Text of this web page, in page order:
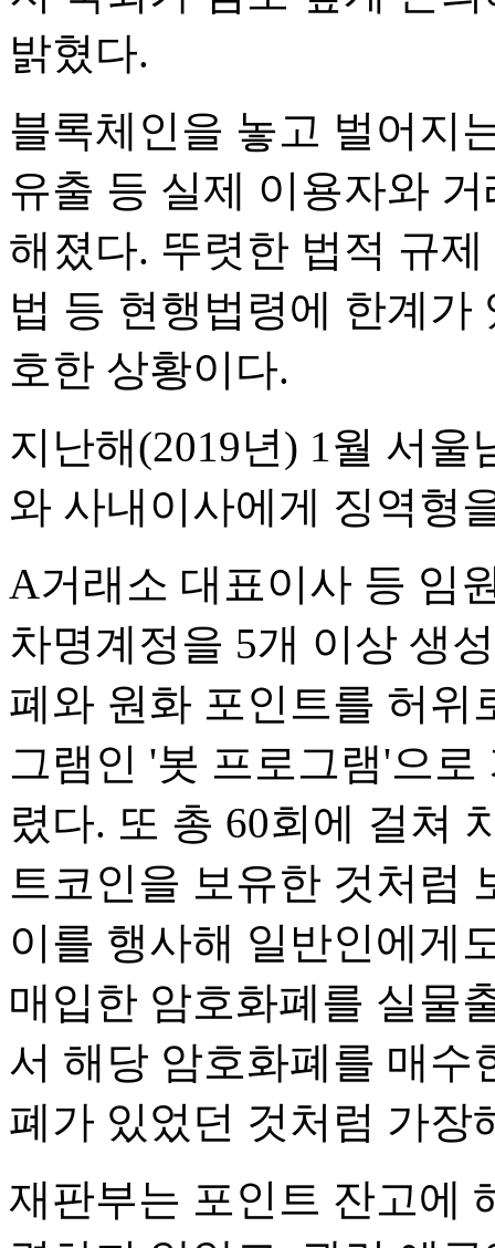
밝혔다.
블록체인을 놓고 벌어지
유출 등 실제 이용자와
해졌다. 뚜렷한 법적 규
법 등 현행법령에 한계
호한 상황이다.
지난해(2019년) 1월 서
와 사내이사에게 징역형
A거래소 대표이사 등 임
차명계정을 5개 이상 생
폐와 원화 포인트를 허위
그램인 '봇 프로그램'으
렸다. 또 총 60회에 걸쳐
트코인을 보유한 것처럼
이를 행사해 일반인에게
매입한 암호화폐를 실물
서 해당 암호화폐를 매수
폐가 있었던 것처럼 가장
재판부는 포인트 잔고에